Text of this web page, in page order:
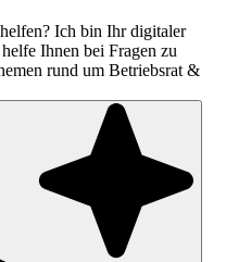
Ich bin Ihr digitaler
Ihnen bei Fragen zu
rund um Betriebsrat &